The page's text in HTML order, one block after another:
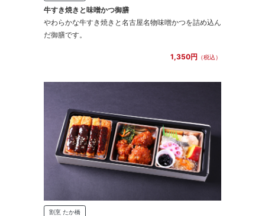
牛すき焼きと味噌かつ御膳
やわらかな牛すき焼きと名古屋名物味噌かつを詰め込ん
だ御膳です。
1,350円 （税込）
割烹 たか橋